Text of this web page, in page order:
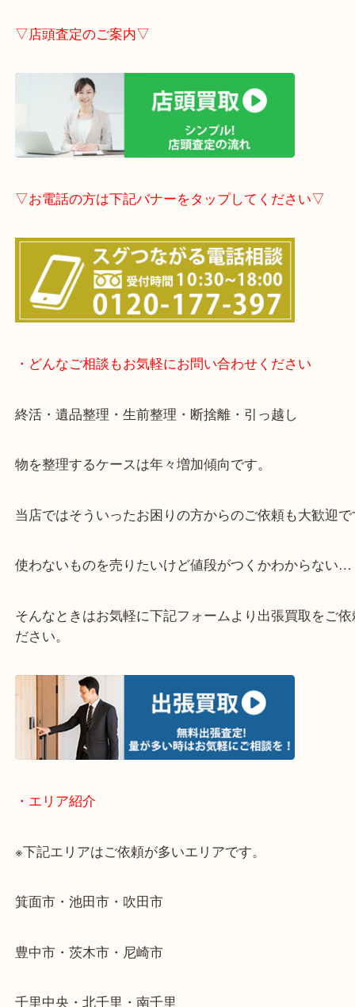
事前にご連絡頂ければ内容によりますが受付時間終
▽LINE査定のご案内▽
▽店頭査定のご案内▽
▽お電話の方は下記バナーをタップしてください▽
・どんなご相談もお気軽にお問い合わせください
終活・遺品整理・生前整理・断捨離・引っ越し
物を整理するケースは年々増加傾向です。
当店ではそういったお困りの方からのご依頼も大歓
使わないものを売りたいけど値段がつくかわから
そんなときはお気軽に下記フォームより出張買取を